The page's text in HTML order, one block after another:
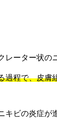
レーター状の
過程で、皮膚
キビの炎症が